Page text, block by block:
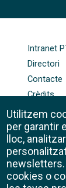
Intranet
Directori
Contacte
Crèdits
Mapa web
Política
Avís legal
©CRAI
Creative
Utilitzem
per garantir
lloc,
cookies o